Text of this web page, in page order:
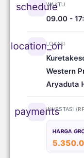
schedule
WAKTU
09.00 -
location_on
LOKASI
Western
Aryaduta
paymentsINVESTASI
HARGA